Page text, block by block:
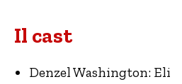
Il cast
Denzel Washington: Eli